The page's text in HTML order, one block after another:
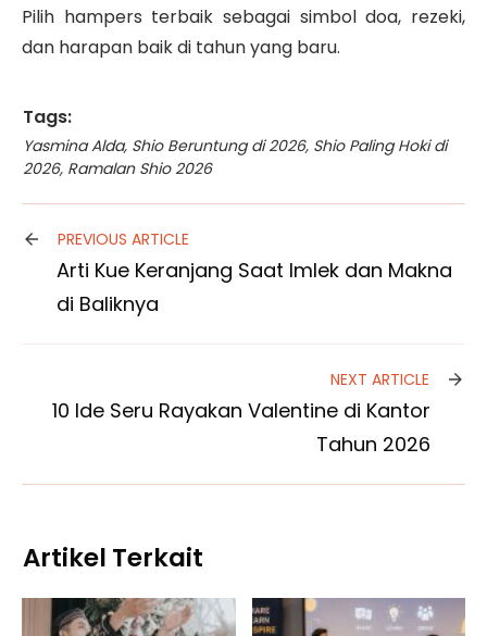
Pilih hampers terbaik sebagai simbol doa, rezeki,
dan harapan baik di tahun yang baru.
Tags:
Yasmina Alda, Shio Beruntung di 2026, Shio Paling Hoki di
2026, Ramalan Shio 2026
PREVIOUS ARTICLE
Arti Kue Keranjang Saat Imlek dan Makna
di Baliknya
NEXT ARTICLE
10 Ide Seru Rayakan Valentine di Kantor
Tahun 2026
Artikel Terkait